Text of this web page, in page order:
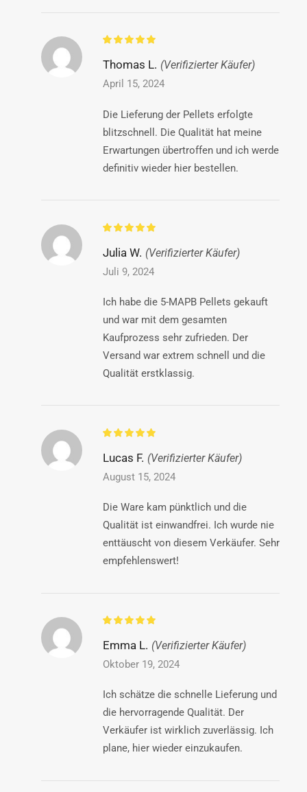
Thomas L. (Verifizierter Käufer)
April 15, 2024
Die Lieferung der Pellets erfolgte
blitzschnell. Die Qualität hat meine
Erwartungen übertroffen und ich werde
definitiv wieder hier bestellen.
Julia W. (Verifizierter Käufer)
Juli 9, 2024
Ich habe die 5-MAPB Pellets gekauft
und war mit dem gesamten
Kaufprozess sehr zufrieden. Der
Versand war extrem schnell und die
Qualität erstklassig.
Lucas F. (Verifizierter Käufer)
August 15, 2024
Die Ware kam pünktlich und die
Qualität ist einwandfrei. Ich wurde nie
enttäuscht von diesem Verkäufer. Sehr
empfehlenswert!
Emma L. (Verifizierter Käufer)
Oktober 19, 2024
Ich schätze die schnelle Lieferung und
die hervorragende Qualität. Der
Verkäufer ist wirklich zuverlässig. Ich
plane, hier wieder einzukaufen.